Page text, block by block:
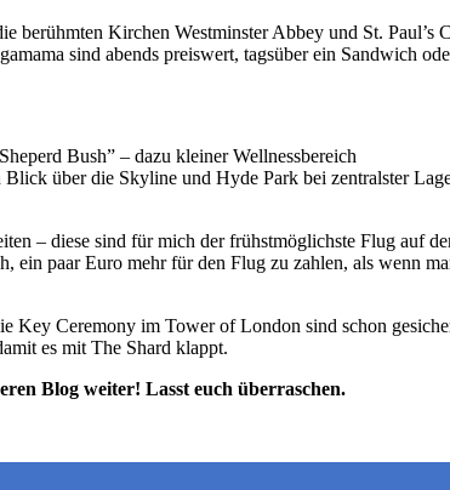
berühmten Kirchen Westminster Abbey und St. Paul’s
sind abends preiswert, tagsüber ein Sandwich
Bush” – dazu kleiner Wellnessbereich
Blick über die Skyline und Hyde Park bei zentralster
– diese sind für mich der frühstmöglichste Flug auf
paar Euro mehr für den Flug zu zahlen, als wenn
Key Ceremony im Tower of London sind schon
es mit The Shard klappt.
Blog weiter! Lasst euch überraschen.